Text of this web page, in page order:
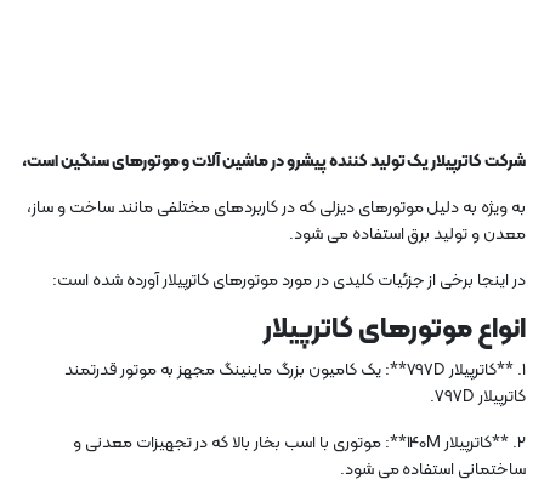
شرکت کاترپیلار یک تولید کننده پیشرو در ماشین آلات و موتورهای سنگین است،
به ویژه به دلیل موتورهای دیزلی که در کاربردهای مختلفی مانند ساخت و ساز،
معدن و تولید برق استفاده می شود.
در اینجا برخی از جزئیات کلیدی در مورد موتورهای کاترپیلار آورده شده است:
انواع موتورهای کاترپیلار
1. **کاترپیلار 797D**: یک کامیون بزرگ ماینینگ مجهز به موتور قدرتمند
کاترپیلار 797D.
2. **کاترپیلار 140M**: موتوری با اسب بخار بالا که در تجهیزات معدنی و
ساختمانی استفاده می شود.